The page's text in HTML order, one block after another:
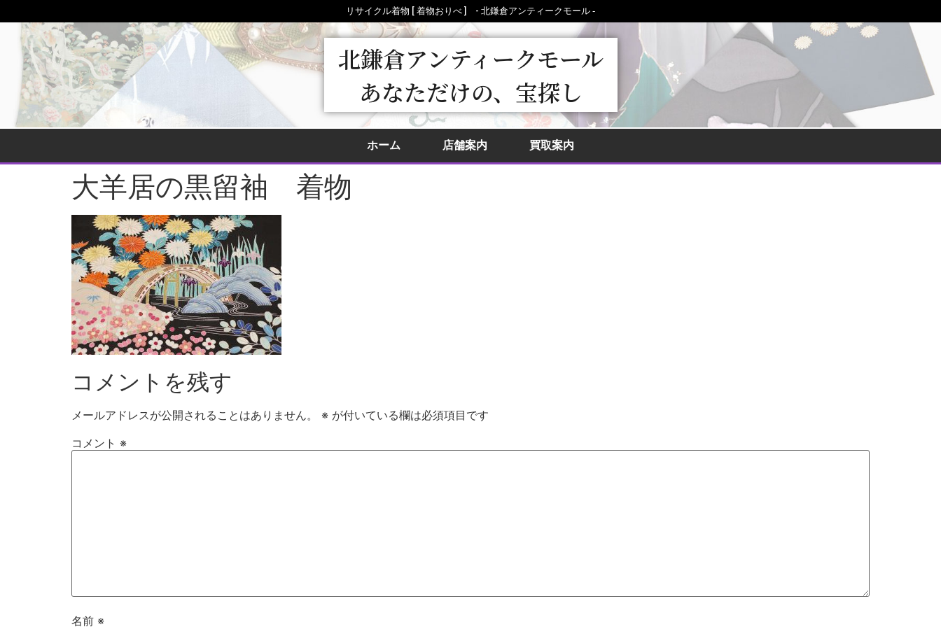
リサイクル着物 [ 着物おりべ ] - 北鎌倉アンティークモール ‐
北鎌倉アンティークモール
あなただけの、宝探し
ホーム 店舗案内 買取案内
大羊居の黒留袖 着物
コメントを残す
メールアドレスが公開されることはありません。 ※ が付いている欄は必須項目です
コメント ※
名前 ※